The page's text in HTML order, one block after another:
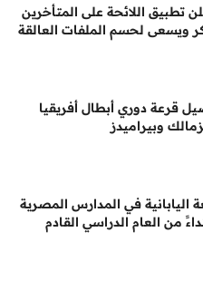
تطبيق اللائحة على المتأخرين
ويسعى لحسم الملفات العالقة
قرعة دوري أبطال أفريقيا
وبيراميدز
اليابانية في المدارس المصرية
من العام الدراسي القادم